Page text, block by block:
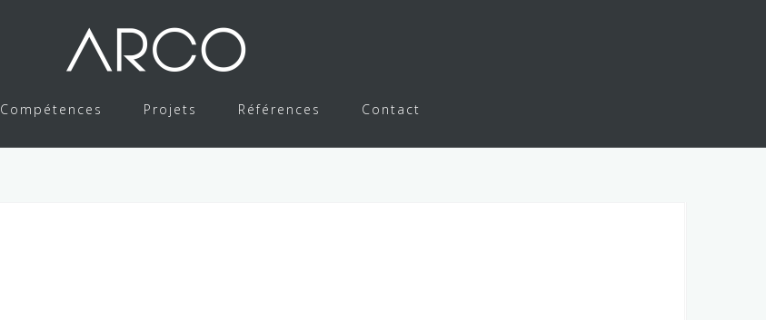
Compétences Projets Références Contact